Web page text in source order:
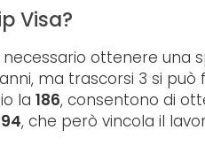
Visa?
ottenere una
ma trascorsi 3 si
la186, consentono di
, che però vincola il